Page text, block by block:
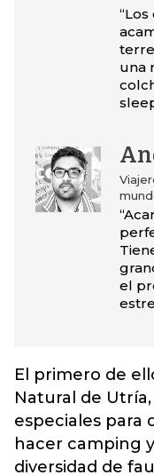
una
el
El primero de
Natural de
especiales para
hacer camping
diversidad de